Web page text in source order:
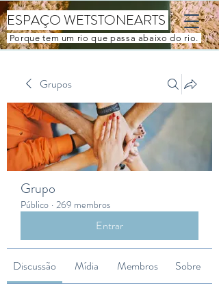
ESPAÇO WETSTONEARTS
Porque tem um rio que passa abaixo do rio.
Grupos
Grupo
Público · 269 membros
Entrar
Discussão Mídia Membros Sobre